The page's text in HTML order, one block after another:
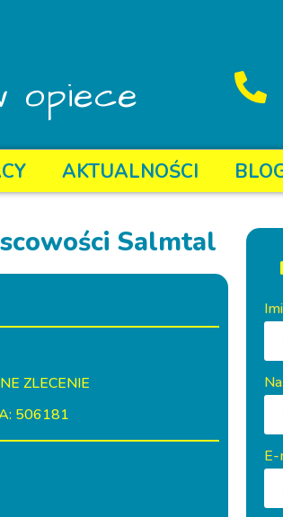
opiece
AKTUALNOŚCI
Salmtal
ZLECENIE
506181